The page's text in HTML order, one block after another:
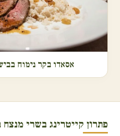
אסאדו בקר נימוח
פתרון קייטרינג בשרי מנצח